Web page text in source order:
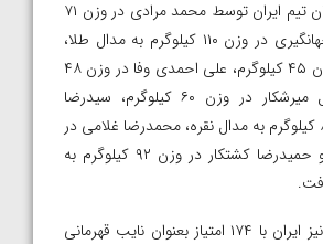
برگزار شد و در پایان تیم ایران توسط محمد مرادی در وزن ۷۱
کیلوگرم، محمد جهانگیری در وزن ۱۱۰ کیلوگرم به مدال طلا،
پیام احمدی در وزن ۴۵ کیلوگرم، علی احمدی وفا در وزن ۴۸
کیلوگرم، ابوالفضل میرشکار در وزن ۶۰ کیلوگرم، سیدرضا
آذرشب در وزن ۸۰ کیلوگرم به مدال نقره، محمدرضا غلامی در
وزن ۵۱ کیلوگرم و حمیدرضا کشتکار در وزن ۹۲ کیلوگرم به
در رده بندی تیم نیز ایران با ۱۷۴ امتیاز بعنوان نایب قهرمانی